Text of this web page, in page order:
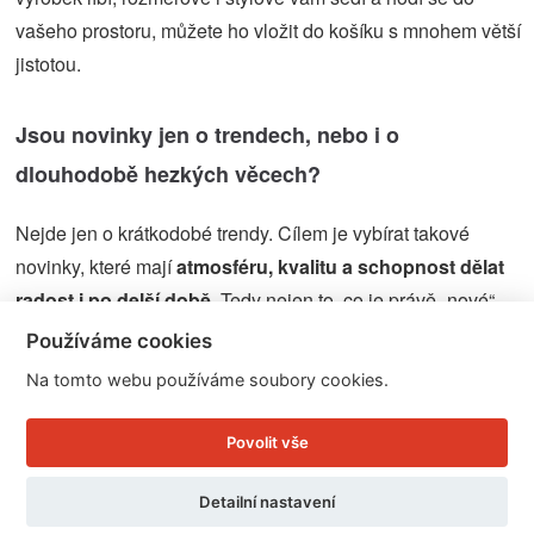
vašeho prostoru, můžete ho vložit do košíku s mnohem větší
jistotou.
Jsou novinky jen o trendech, nebo i o
dlouhodobě hezkých věcech?
Nejde jen o krátkodobé trendy. Cílem je vybírat takové
novinky, které majíatmosféru, kvalitu a schopnost dělat
radost i po delší době . Tedy nejen to, co je právě „nové“,
ale i to, co doma zůstane hezké i za několik sezón.
NOVINKY
Používáme cookies
Na tomto webu používáme soubory cookies.
Povolit vše
Detailní nastavení